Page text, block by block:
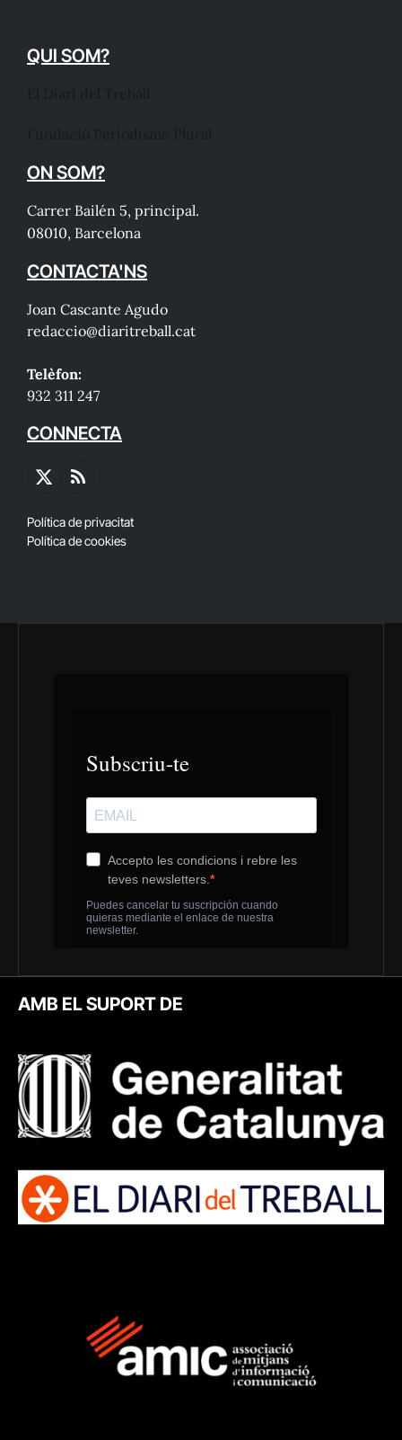
QUI SOM?
ON SOM?
Carrer Bailén 5, principal.
08010, Barcelona
CONTACTA'NS
Joan Cascante Agudo
redaccio@diaritreball.cat
Telèfon:
932 311 247
CONNECTA
X
RSS
Política de privacitat
Política de cookies
AMB EL SUPORT DE